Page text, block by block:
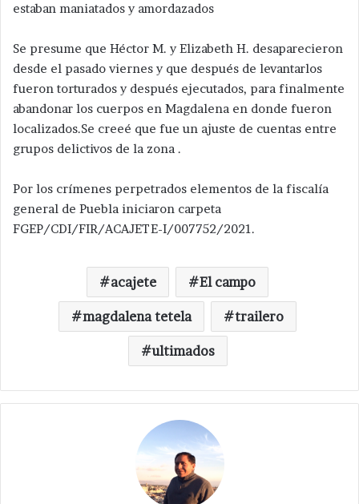
estaban maniatados y amordazados
Se presume que Héctor M. y Elizabeth H. desaparecieron
desde el pasado viernes y que después de levantarlos
fueron torturados y después ejecutados, para finalmente
abandonar los cuerpos en Magdalena en donde fueron
localizados.Se creeé que fue un ajuste de cuentas entre
grupos delictivos de la zona .
Por los crímenes perpetrados elementos de la fiscalía
general de Puebla iniciaron carpeta
FGEP/CDI/FIR/ACAJETE-I/007752/2021.
acajete El campo
magdalena tetela trailero
ultimados